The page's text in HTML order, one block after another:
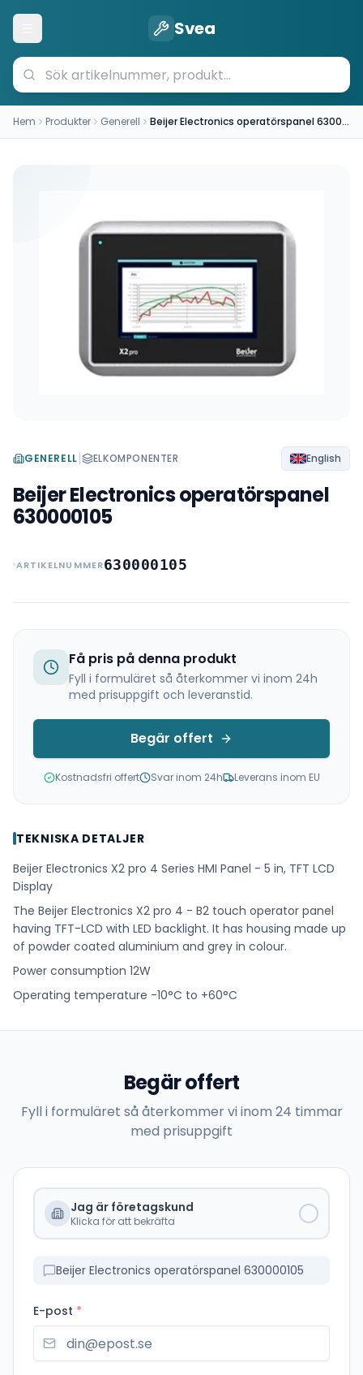
Öppna meny Svea
Hem Produkter Generell Beijer Electronics operatörspanel 630000105
GENERELL| ELKOMPONENTER English
Beijer Electronics operatörspanel
630000105
ARTIKELNUMMER630000105
Få pris på denna produkt
Fyll i formuläret så återkommer vi inom 24h
med prisuppgift och leveranstid.
Begär offert
Kostnadsfri offert Svar inom 24h Leverans inom EU
TEKNISKA DETALJER
Beijer Electronics X2 pro 4 Series HMI Panel - 5 in, TFT LCD
Display
The Beijer Electronics X2 pro 4 - B2 touch operator panel
having TFT-LCD with LED backlight. It has housing made up
of powder coated aluminium and grey in colour.
Power consumption 12W
Operating temperature -10°C to +60°C
Begär offert
Fyll i formuläret så återkommer vi inom 24 timmar
med prisuppgift
Jag är företagskund
Klicka för att bekräfta
Beijer Electronics operatörspanel 630000105
E-post *